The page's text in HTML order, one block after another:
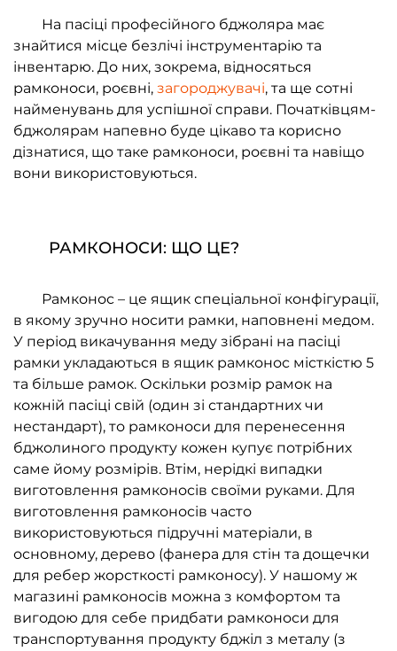
На пасіці професійного бджоляра має
знайтися місце безлічі інструментарію та
інвентарю. До них, зокрема, відносяться
рамконоси, роєвні, загороджувачі, та ще сотні
найменувань для успішної справи. Початківцям-
бджолярам напевно буде цікаво та корисно
дізнатися, що таке рамконоси, роєвні та навіщо
вони використовуються.
РАМКОНОСИ: ЩО ЦЕ?
Рамконос – це ящик спеціальної конфігурації,
в якому зручно носити рамки, наповнені медом.
У період викачування меду зібрані на пасіці
рамки укладаються в ящик рамконос місткістю 5
та більше рамок. Оскільки розмір рамок на
кожній пасіці свій (один зі стандартних чи
нестандарт), то рамконоси для перенесення
бджолиного продукту кожен купує потрібних
саме йому розмірів. Втім, нерідкі випадки
виготовлення рамконосів своїми руками. Для
виготовлення рамконосів часто
використовуються підручні матеріали, в
основному, дерево (фанера для стін та дощечки
для ребер жорсткості рамконосу). У нашому ж
магазині рамконосів можна з комфортом та
вигодою для себе придбати рамконоси для
транспортування продукту бджіл з металу (з